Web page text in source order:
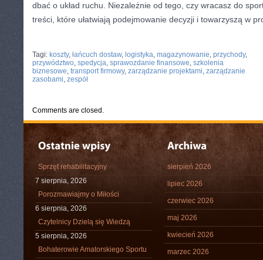
dbać o układ ruchu. Niezależnie od tego, czy wracasz do
treści, które ułatwiają podejmowanie decyzji i towarzyszą w
Tagi: koszty, łańcuch dostaw, logistyka, magazynowanie, przychody,
przywództwo, spedycja, sprawozdanie finansowe, szkolenia
biznesowe, transport firmowy, zarządzanie projektami, zarządzanie
zasobami, zespół
Comments are closed.
Sprzęt rehabilitacyjny
7 sierpnia, 2026
Porozmawiajmy o Miłości
6 sierpnia, 2026
Czytelnicy Dzielą się Wiedzą
5 sierpnia, 2026
Bohaterowie Amatorskiego Sportu
sierpień 2026
lipiec 2026
czerwiec 2026
maj 2026
kwiecień 2026
marzec 2026